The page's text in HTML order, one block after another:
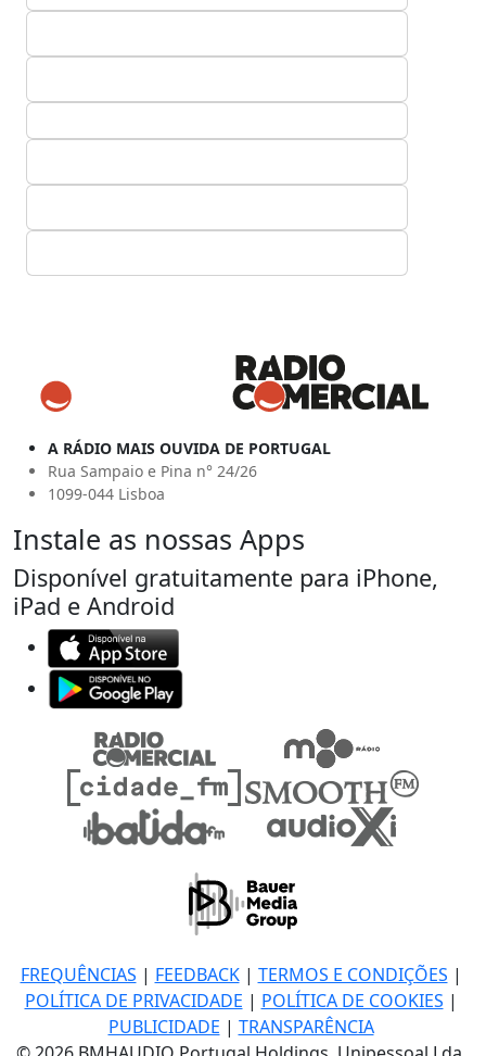
A RÁDIO MAIS OUVIDA DE PORTUGAL
Rua Sampaio e Pina n° 24/26
1099-044 Lisboa
Instale as nossas Apps
Disponível gratuitamente para iPhone,
iPad e Android
FREQUÊNCIAS | FEEDBACK| TERMOS E CONDIÇÕES |
POLÍTICA DE PRIVACIDADE | POLÍTICA DE COOKIES |
PUBLICIDADE | TRANSPARÊNCIA